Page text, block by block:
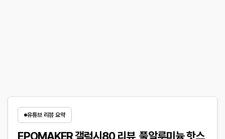
유튜브 리뷰 요약
EPOMAKER 갤럭시80 리뷰, 풀알루미늄 핫스